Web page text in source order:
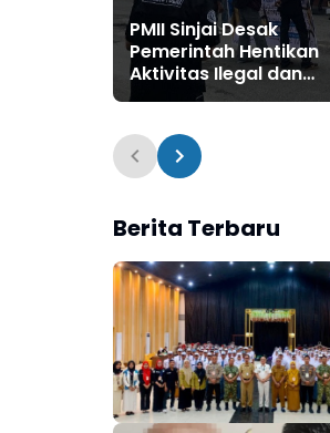
PMII Sinjai Desak
Pemerintah Hentikan
Aktivitas Ilegal dan
Tegakkan Tata Ruang
Berita Terbaru